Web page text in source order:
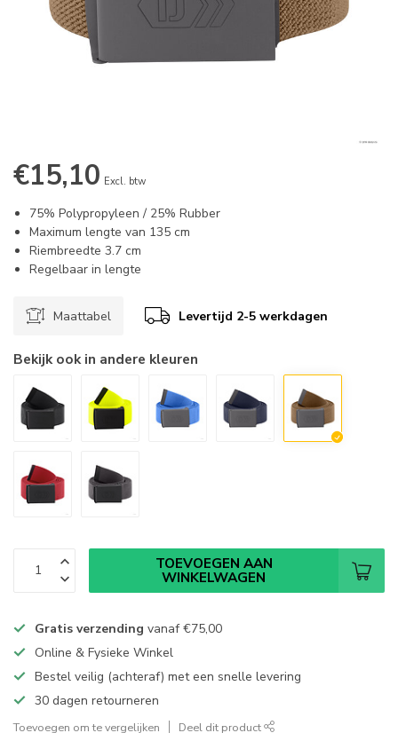
€15,10 Excl. btw
75% Polypropyleen / 25% Rubber
Maximum lengte van 135 cm
Riembreedte 3.7 cm
Regelbaar in lengte
Maattabel Levertijd 2-5 werkdagen
Bekijk ook in andere kleuren
TOEVOEGEN AAN
WINKELWAGEN
Gratis verzending vanaf€75,00
Online & Fysieke Winkel
Bestel veilig (achteraf) met een snelle levering
30 dagen retourneren
Toevoegen om te vergelijken Deel dit product